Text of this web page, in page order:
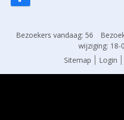
Bezoekers vandaag: 56
wijziging: 18-
Sitemap
Login